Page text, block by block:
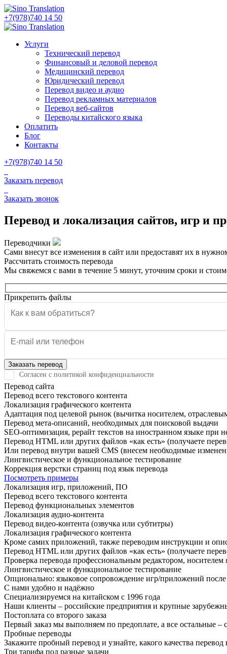
+7(978)740 14 50
Услуги
Технический перевод
Финансовый и деловой перевод
Медицинский перевод
Юридический перевод
Перевод видео и аудио
Перевод рекламных материалов
Перевод веб-сайтов
Переводы китайского языка
Оплатить
Блог
Контакты
+7(978)740 14 50
Заказать перевод
Заказать звонок
Перевод и локализация сайтов, игр и
Переводчики
Сами внесут все изменения в сайт или предоставят их в
Рассчитать стоимость перевода
Мы свяжемся с вами в течение 5 минут, уточним сроки и
Прикрепить файлы
Согласен с политикой конфиденциальности
Перевод сайта
Перевод всего текстового контента
Локализация графического контента
Адаптация под целевой рынок (вычитка носителем,
Перевод мета-описаний, необходимых для поисковой выдачи
SEO-оптимизация, рерайт текстов на иностранном языке при
Перевод HTML или других файлов «как есть» (получаете
Или перевод внутри вашей CMS (внесем необходимые
Лингвистическое и функциональное тестирование
Коррекция верстки страниц под язык перевода
Посмотреть примеры
Локализация игр, приложений, ПО
Перевод всего текстового контента
Перевод функциональных элементов
Локализация аудио-контента
Перевод видео-контента (озвучка или субтитры)
Локализация графического контента
Кроме самих приложений, также переводим инструкции и
Перевод HTML или других файлов «как есть» (получаете
Проверка перевода профессиональным редактором, носителем
Лингвистическое и функциональное тестирование
Опционально: языковое сопровождение игр/приложений
С нами удобно и надёжно
Специализируемся на китайском с 1996 года
Наши клиенты – российские предприятия и крупные
Постоплата со второго заказа
Первый заказ мы выполняем по предоплате, а все остальные –
Пробные переводы
Закажите пробный перевод и узнайте, какого качества
Три тарифа под разные задачи